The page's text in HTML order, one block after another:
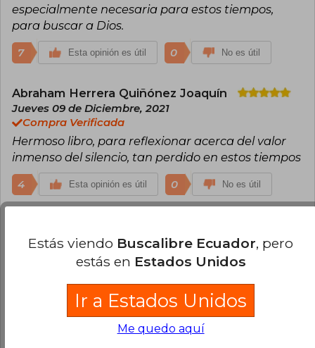
a la dictadura del ruido (2017), Se hace tarde y
anochece (2019) y Catecismo de la vida
espiritual (2022). Estos libros, escritos en
colaboración con el periodista Nicolas Diat,
abordan temas de espiritualidad, liturgia y la
honoris causa por la Universidad Católica de
Valencia.
especialmente necesaria para estos tiempos,
para buscar a Dios.
7 Esta opinión es útil 0 No es útil
Abraham Herrera Quiñónez Joaquín
Jueves 09 de Diciembre, 2021
Compra Verificada
Hermoso libro, para reflexionar acerca del valor
inmenso del silencio, tan perdido en estos tiempos
4 Esta opinión es útil 0 No es útil
2022
Compra Verificada
Esta opinión es útil 0 No es útil
Estás viendo Buscalibre Ecuador, pero
estás en Estados Unidos
Ir a Estados Unidos
Me quedo aquí